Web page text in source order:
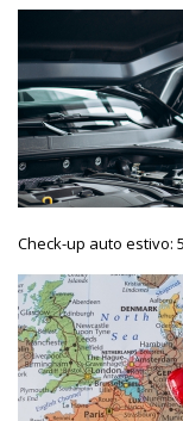
Check-up auto estivo: